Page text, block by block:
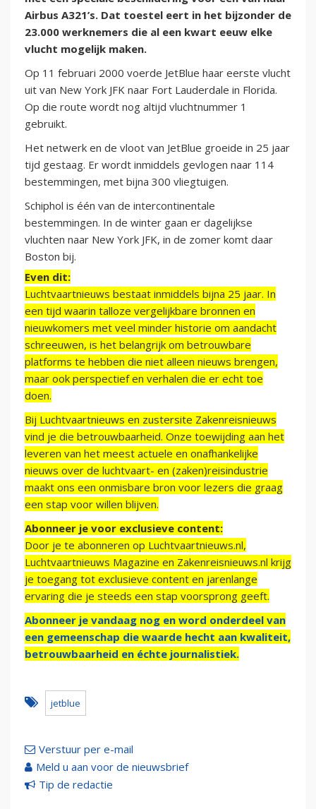
Airbus A321’s. Dat toestel eert in het bijzonder de
23.000 werknemers die al een kwart eeuw elke
vlucht mogelijk maken.
Op 11 februari 2000 voerde JetBlue haar eerste vlucht
uit van New York JFK naar Fort Lauderdale in Florida.
Op die route wordt nog altijd vluchtnummer 1
gebruikt.
Het netwerk en de vloot van JetBlue groeide in 25 jaar
tijd gestaag. Er wordt inmiddels gevlogen naar 114
bestemmingen, met bijna 300 vliegtuigen.
Schiphol is één van de intercontinentale
bestemmingen. In de winter gaan er dagelijkse
vluchten naar New York JFK, in de zomer komt daar
Boston bij.
Even dit:
Luchtvaartnieuws bestaat inmiddels bijna 25 jaar. In
een tijd waarin talloze vergelijkbare bronnen en
nieuwkomers met veel minder historie om aandacht
schreeuwen, is het belangrijk om betrouwbare
platforms te hebben die niet alleen nieuws brengen,
maar ook perspectief en verhalen die er echt toe
doen.
Bij Luchtvaartnieuws en zustersite Zakenreisnieuws
vind je die betrouwbaarheid. Onze toewijding aan het
leveren van het meest actuele en onafhankelijke
nieuws over de luchtvaart- en (zaken)reisindustrie
maakt ons een onmisbare bron voor lezers die graag
een stap voor willen blijven.
Abonneer je voor exclusieve content:
Door je te abonneren op Luchtvaartnieuws.nl,
Luchtvaartnieuws Magazine en Zakenreisnieuws.nl krijg
je toegang tot exclusieve content en jarenlange
ervaring die je steeds een stap voorsprong geeft.
Abonneer je vandaag nog en word onderdeel van
een gemeenschap die waarde hecht aan kwaliteit,
betrouwbaarheid en échte journalistiek.
jetblue
Verstuur per e-mail
Meld u aan voor de nieuwsbrief
Tip de redactie